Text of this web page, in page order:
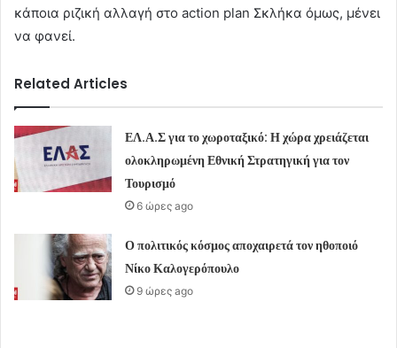
κάποια ριζική αλλαγή στο action plan Σκλήκα όμως, μένει
να φανεί.
Related Articles
ΕΛ.Α.Σ για το χωροταξικό: Η χώρα χρειάζεται
ολοκληρωμένη Εθνική Στρατηγική για τον
Τουρισμό
6 ώρες ago
Ο πολιτικός κόσμος αποχαιρετά τον ηθοποιό
Νίκο Καλογερόπουλο
9 ώρες ago